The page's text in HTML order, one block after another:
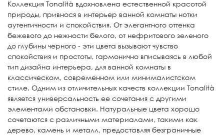
Коллекция Tonalità вдохновлена естественной красотой
природы, привнося в интерьер ванной комнаты нотки
аутентичности и спокойствия. От элегантного оттенка
бежевого до нежности белого, от нефритового зеленого
до глубины черного - эти цвета вызывают чувство
спокойствия и простоты, гармонично вписываясь в любой
тип дизайна интерьера, для ванной комнаты в
классическом, современном или минималистском
стиле. Одним из отличительных качеств коллекции Tonalità
является универсальность ее сочетания с другими
элементами обстановки. Натуральные цвета хорошо
сочетаются с различными материалами, такими как
дерево, камень и металл, предоставляя безграничные